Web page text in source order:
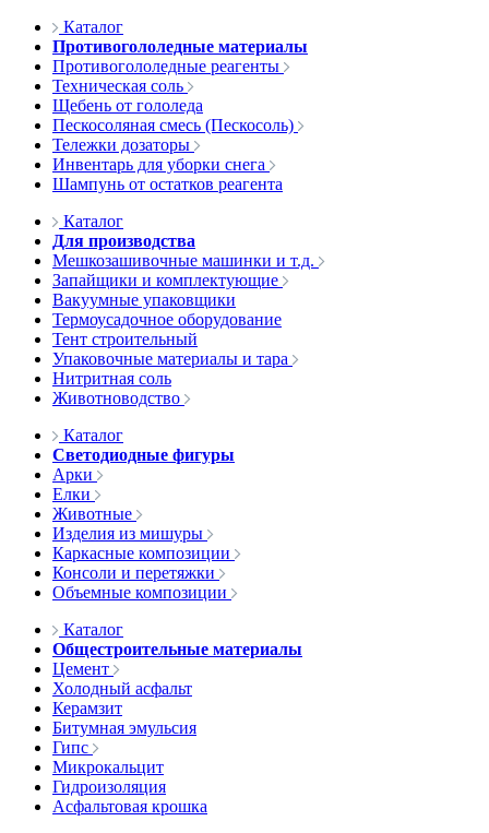
Каталог
Противогололедные материалы
Противогололедные реагенты
Техническая соль
Щебень от гололеда
Пескосоляная смесь (Пескосоль)
Тележки дозаторы
Инвентарь для уборки снега
Шампунь от остатков реагента
Каталог
Для производства
Мешкозашивочные машинки и т.д.
Запайщики и комплектующие
Вакуумные упаковщики
Термоусадочное оборудование
Тент строительный
Упаковочные материалы и тара
Нитритная соль
Животноводство
Каталог
Светодиодные фигуры
Арки
Елки
Животные
Изделия из мишуры
Каркасные композиции
Консоли и перетяжки
Объемные композиции
Каталог
Общестроительные материалы
Цемент
Холодный асфальт
Керамзит
Битумная эмульсия
Гипс
Микрокальцит
Гидроизоляция
Асфальтовая крошка